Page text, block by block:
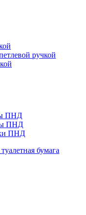
ручкой
ПНД
ПНД
ПНД
бумага